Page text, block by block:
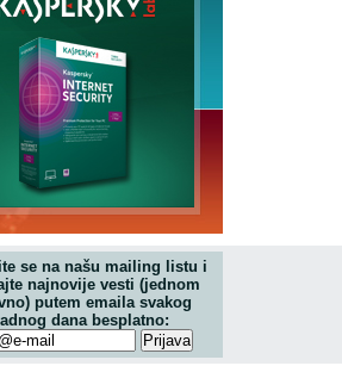
se na našu mailing listu i
najnovije vesti (jednom
putem emaila svakog
dana besplatno: